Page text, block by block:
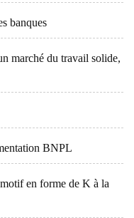
banques
marché du travail solide,
BNPL
en forme de K à la